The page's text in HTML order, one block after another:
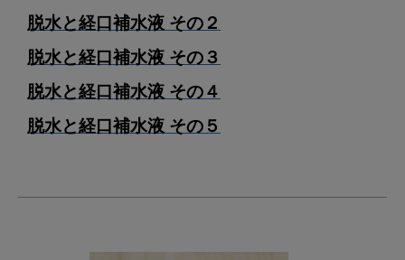
脱水と経口補水液 その２
脱水と経口補水液 その３
脱水と経口補水液 その４
脱水と経口補水液 その５